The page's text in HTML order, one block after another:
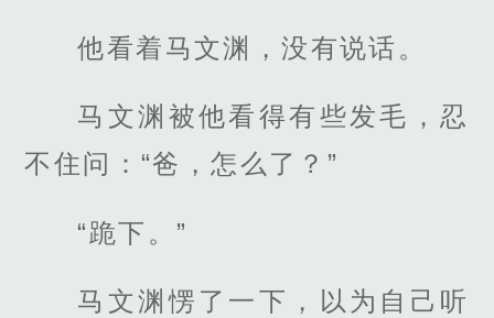
他看着马文渊，没有说话。
马文渊被他看得有些发毛，忍
不住问：“爸，怎么了？”
“跪下。”
马文渊愣了一下，以为自己听